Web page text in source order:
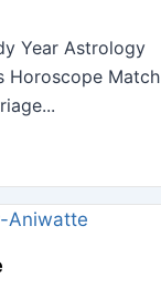
Year Astrology
Horoscope Match